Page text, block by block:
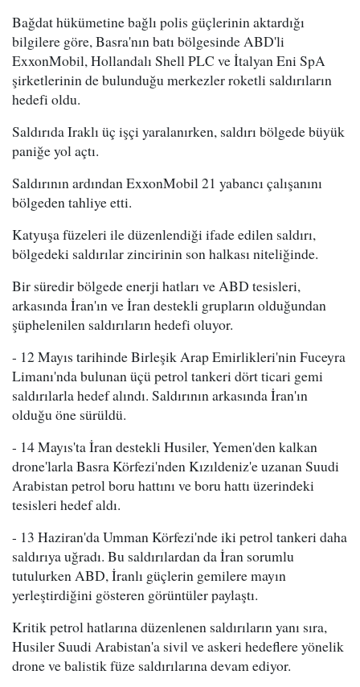
Bağdat hükümetine bağlı polis güçlerinin aktardığı
bilgilere göre, Basra'nın batı bölgesinde ABD'li
ExxonMobil, Hollandalı Shell PLC ve İtalyan Eni SpA
şirketlerinin de bulunduğu merkezler roketli saldırıların
hedefi oldu.
Saldırıda Iraklı üç işçi yaralanırken, saldırı bölgede büyük
paniğe yol açtı.
Saldırının ardından ExxonMobil 21 yabancı çalışanını
bölgeden tahliye etti.
Katyuşa füzeleri ile düzenlendiği ifade edilen saldırı,
bölgedeki saldırılar zincirinin son halkası niteliğinde.
Bir süredir bölgede enerji hatları ve ABD tesisleri,
arkasında İran'ın ve İran destekli grupların olduğundan
şüphelenilen saldırıların hedefi oluyor.
- 12 Mayıs tarihinde Birleşik Arap Emirlikleri'nin Fuceyra
Limanı'nda bulunan üçü petrol tankeri dört ticari gemi
saldırılarla hedef alındı. Saldırının arkasında İran'ın
olduğu öne sürüldü.
- 14 Mayıs'ta İran destekli Husiler, Yemen'den kalkan
drone'larla Basra Körfezi'nden Kızıldeniz'e uzanan Suudi
Arabistan petrol boru hattını ve boru hattı üzerindeki
tesisleri hedef aldı.
- 13 Haziran'da Umman Körfezi'nde iki petrol tankeri daha
saldırıya uğradı. Bu saldırılardan da İran sorumlu
tutulurken ABD, İranlı güçlerin gemilere mayın
yerleştirdiğini gösteren görüntüler paylaştı.
Kritik petrol hatlarına düzenlenen saldırıların yanı sıra,
Husiler Suudi Arabistan'a sivil ve askeri hedeflere yönelik
drone ve balistik füze saldırılarına devam ediyor.